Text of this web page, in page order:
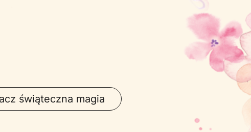
świąteczna magia